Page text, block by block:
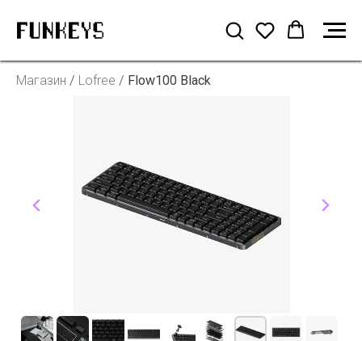
Магазин / Lofree / Flow100 Black